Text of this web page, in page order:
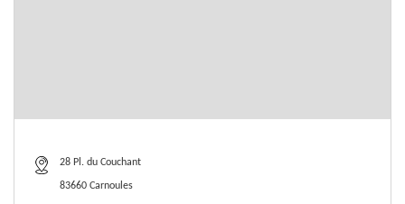
28 Pl. du Couchant
83660 Carnoules